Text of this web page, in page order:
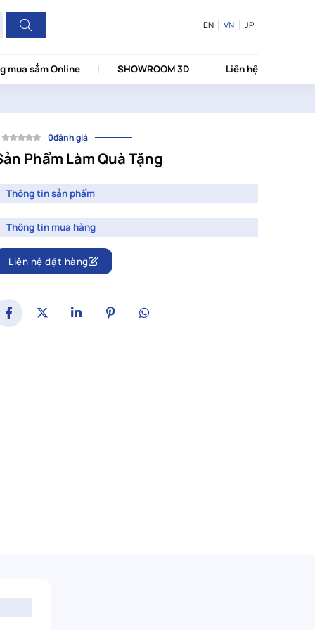
EN VN JP
mua sắm Online SHOWROOM 3D Liên hệ
0đánh giá
Phẩm Làm Quà Tặng
Thông tin sản phẩm
Thông tin mua hàng
Liên hệ đặt hàng